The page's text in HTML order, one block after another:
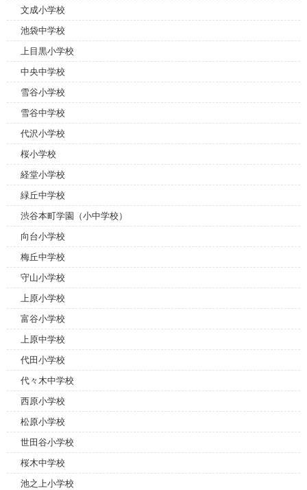
文成小学校
池袋中学校
上目黒小学校
中央中学校
雪谷小学校
雪谷中学校
代沢小学校
桜小学校
経堂小学校
緑丘中学校
渋谷本町学園（小中学校）
向台小学校
梅丘中学校
守山小学校
上原小学校
富谷小学校
上原中学校
代田小学校
代々木中学校
西原小学校
松原小学校
世田谷小学校
桜木中学校
池之上小学校